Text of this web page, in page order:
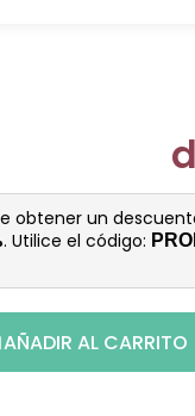
obtener un
. Utilice el código:
AÑADIR AL CARRITO